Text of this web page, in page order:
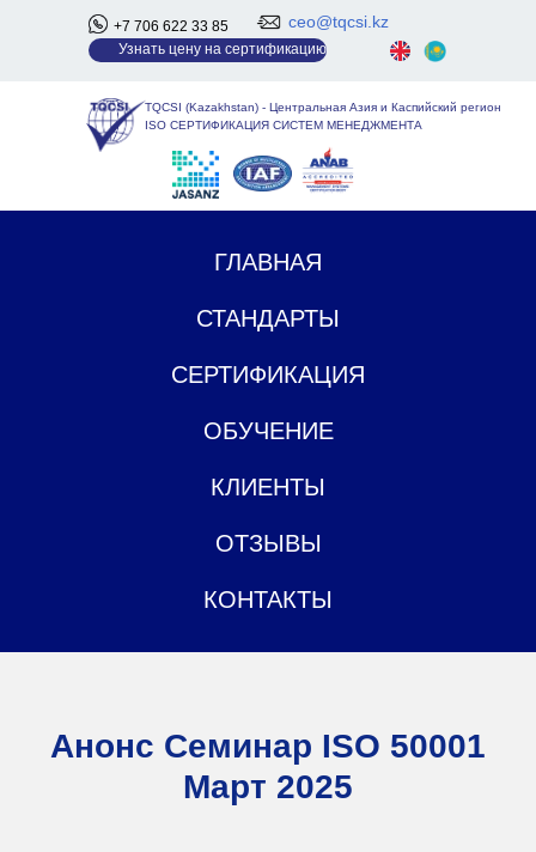
+7 706 622 33 85 ceo@tqcsi.kz
Узнать цену на сертификацию
TQCSI (Kazakhstan) - Центральная Азия и Каспийский регион
ISO СЕРТИФИКАЦИЯ СИСТЕМ МЕНЕДЖМЕНТА
ГЛАВНАЯ
СТАНДАРТЫ
СЕРТИФИКАЦИЯ
ОБУЧЕНИЕ
КЛИЕНТЫ
ОТЗЫВЫ
КОНТАКТЫ
Анонс Семинар ISO 50001
Март 2025